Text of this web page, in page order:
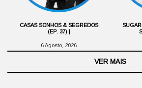
CASAS SONHOS & SEGREDOS
(EP. 37) |
6 Agosto, 2026
VER MAIS